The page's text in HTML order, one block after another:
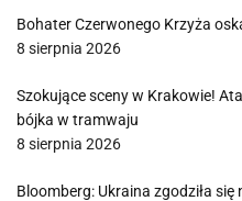
Bohater Czerwonego Krzyża
8 sierpnia 2026
Szokujące sceny w Krakowie!
bójka w tramwaju
8 sierpnia 2026
Bloomberg: Ukraina zgodziła